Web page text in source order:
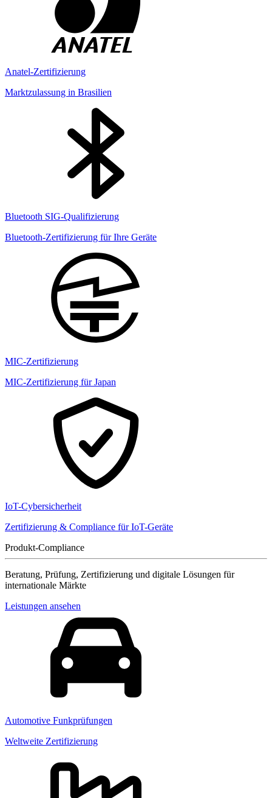
Anatel-Zertifizierung
Marktzulassung in Brasilien
Bluetooth SIG-Qualifizierung
Bluetooth-Zertifizierung für Ihre Geräte
MIC-Zertifizierung
MIC-Zertifizierung für Japan
IoT-Cybersicherheit
Zertifizierung & Compliance für IoT-Geräte
Produkt-Compliance
Beratung, Prüfung, Zertifizierung und digitale Lösungen für
internationale Märkte
Leistungen ansehen
Automotive Funkprüfungen
Weltweite Zertifizierung